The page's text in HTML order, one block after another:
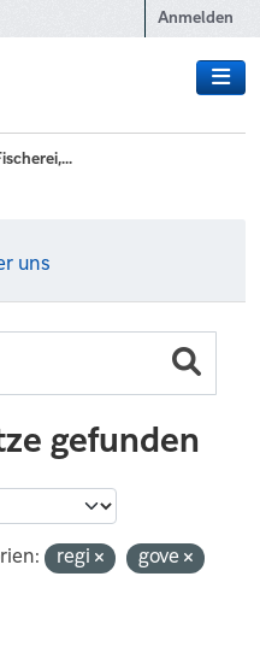
Anmelden
uns
gefunden
regi
gove